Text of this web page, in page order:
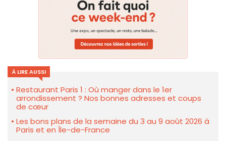
À LIRE AUSSI
Restaurant Paris 1 : Où manger dans le 1er
arrondissement ? Nos bonnes adresses et coups
de cœur
Les bons plans de la semaine du 3 au 9 août 2026 à
Paris et en Île-de-France